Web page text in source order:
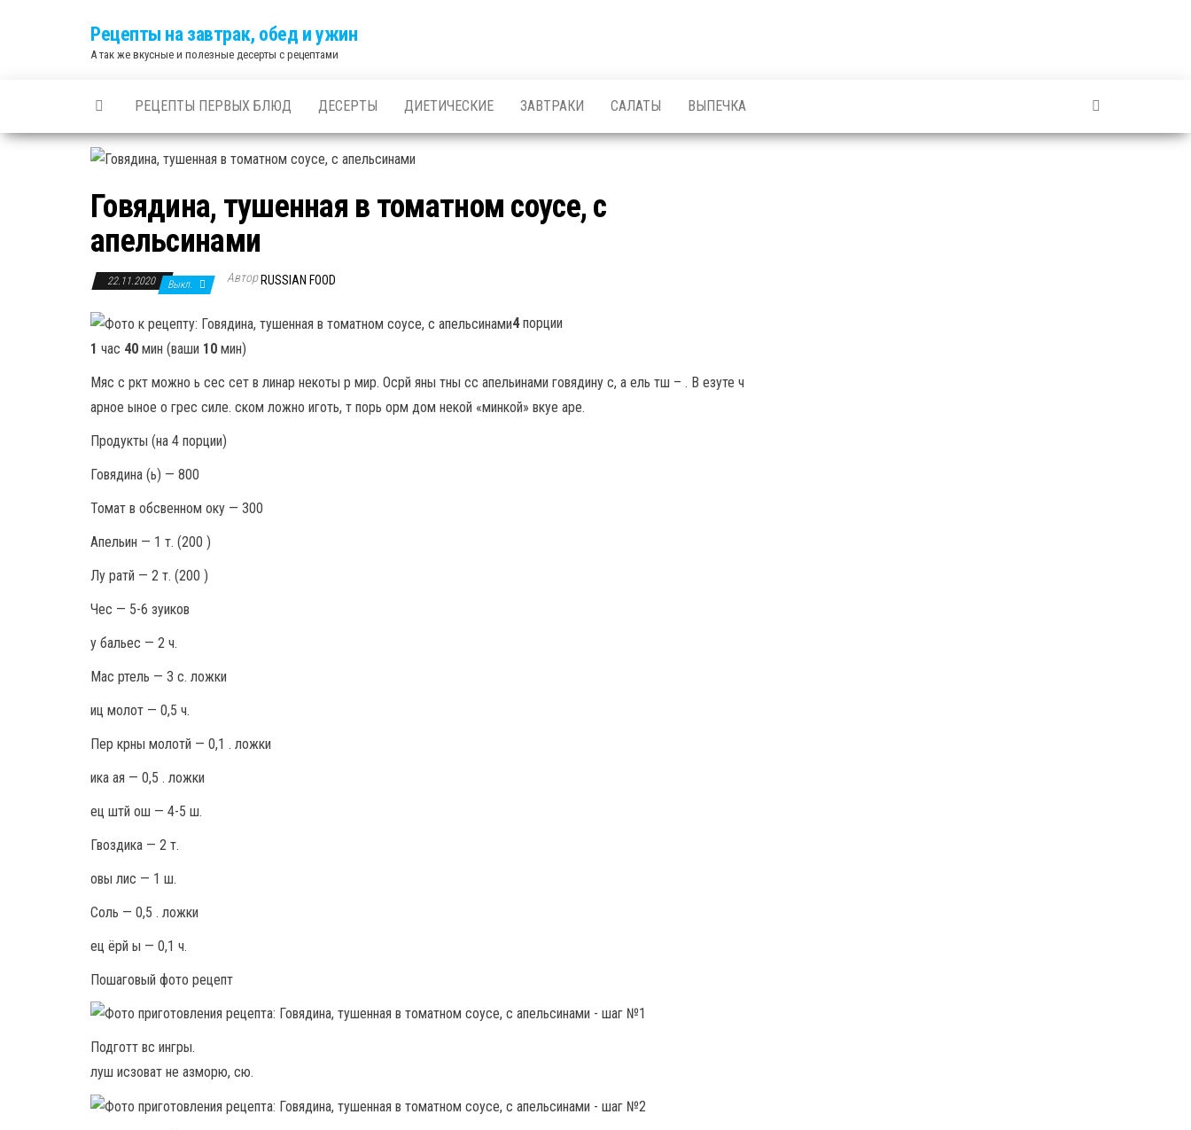
Рецепты на завтрак, обед и ужин
А так же вкусные и полезные десерты с рецептами
РЕЦЕПТЫ ПЕРВЫХ БЛЮД ДЕСЕРТЫ ДИЕТИЧЕСКИЕ ЗАВТРАКИ САЛАТЫ ВЫПЕЧКА
Говядина, тушенная в томатном соусе, с
апельсинами
22.11.2020 Выкл. Автор RUSSIAN FOOD
4порции
1 час 40 мин (ваши 10 мин)
Мяс с ркт можно ь сес сет в линар некоты р мир. Осрй яны тны сс апельинами говядину с, а ель тш – . В езуте ч
арное ыное о грес силе. ском ложно иготь, т порь орм дом некой «минкой» вкуе аре.
Продукты (на 4 порции)
Говядина (ь) — 800
Томат в обсвенном оку — 300
Апельин — 1 т. (200 )
Лу ратй — 2 т. (200 )
Чес — 5-6 зуиков
у бальес — 2 ч.
Мас ртель — 3 с. ложки
иц молот — 0,5 ч.
Пер крны молотй — 0,1 . ложки
ика ая — 0,5 . ложки
ец штй ош — 4-5 ш.
Гвоздика — 2 т.
овы лис — 1 ш.
Соль — 0,5 . ложки
ец ёрй ы — 0,1 ч.
Пошаговый фото рецепт
Подготт вс ингры.
луш исзоват не азморю, сю.